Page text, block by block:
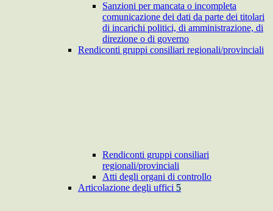
Sanzioni per mancata o incompleta
comunicazione dei dati da parte dei titolari
di incarichi politici, di amministrazione, di
direzione o di governo
Rendiconti gruppi consiliari regionali/provinciali
Rendiconti gruppi consiliari
regionali/provinciali
Atti degli organi di controllo
Articolazione degli uffici 5